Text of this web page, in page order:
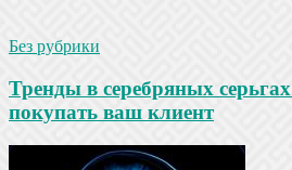
Без рубрики
Тренды в серебряных
покупать ваш клиент